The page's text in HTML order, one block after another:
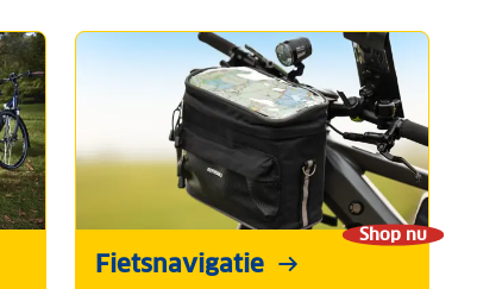
Shop nu
Fietsnavigatie